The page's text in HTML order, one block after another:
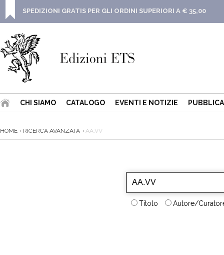
SPEDIZIONI GRATIS PER GLI ORDINI SUPERIORI A € 35,00
CHI SIAMO CATALOGO EVENTI E NOTIZIE
HOME RICERCA AVANZATA AA.VV
Titolo Autore/